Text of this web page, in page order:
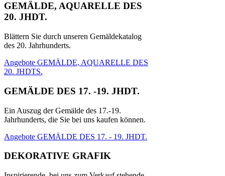
GEMÄLDE, AQUARELLE DES
20. JHDT.
Blättern Sie durch unseren Gemäldekatalog
des 20. Jahrhunderts.
Angebote GEMÄLDE, AQUARELLE DES
20. JHDTS.
GEMÄLDE DES 17. -19. JHDT.
Ein Auszug der Gemälde des 17.-19.
Jahrhunderts, die Sie bei uns kaufen können.
Angebote GEMÄLDE DES 17. - 19. JHDT.
DEKORATIVE GRAFIK